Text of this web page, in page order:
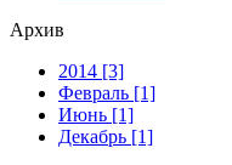
Архив
2014 [3]
Февраль [1]
Июнь [1]
Декабрь [1]